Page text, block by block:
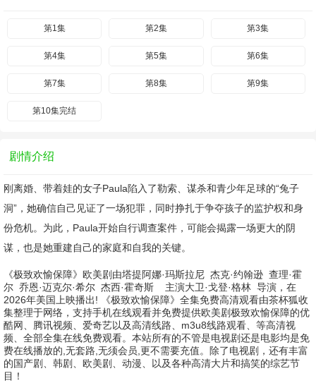
第1集 第2集 第3集
第4集 第5集 第6集
第7集 第8集 第9集
第10集完结
剧情介绍
刚离婚、带着娃的女子Paula陷入了勒索、谋杀和青少年足球的“兔子
洞”，她确信自己见证了一场犯罪，同时挣扎于争夺孩子的监护权和身
份危机。为此，Paula开始自行调查案件，可能会揭露一场更大的阴
谋，也是她重建自己的家庭和自我的关键。
《极致欢愉保障》欧美剧由塔提阿娜·玛斯拉尼 杰克·约翰逊 查理·霍
尔 乔恩·迈克尔·希尔 杰西·霍奇斯 主演大卫·戈登·格林 导演，在
2026年美国上映播出! 《极致欢愉保障》全集免费高清观看由茶杯狐收
集整理于网络，支持手机在线观看并免费提供欧美剧极致欢愉保障的优
酷网、腾讯视频、爱奇艺以及高清线路、m3u8线路观看、等高清视
频、全部全集在线免费观看。本站所有的不管是电视剧还是电影均是免
费在线播放的,无套路,无须会员,更不需要充值。除了电视剧，还有丰富
的国产剧、韩剧、欧美剧、动漫、以及各种高清大片和搞笑的综艺节
目！